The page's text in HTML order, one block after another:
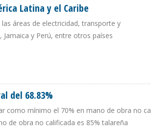
Latina y el Caribe
áreas de electricidad, transporte y
y Perú, entre otros países
del 68.83%
como mínimo el 70% en mano de obra no
de obra no calificada es 85% talareña